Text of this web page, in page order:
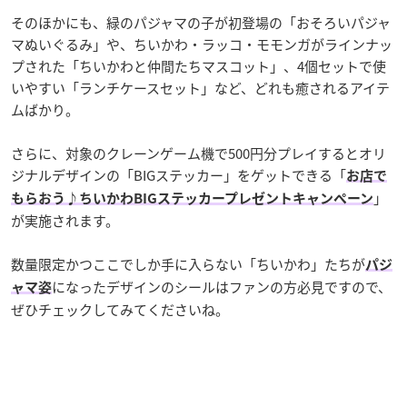
そのほかにも、緑のパジャマの子が初登場の「おそろいパジャ
マぬいぐるみ」や、ちいかわ・ラッコ・モモンガがラインナッ
プされた「ちいかわと仲間たちマスコット」、4個セットで使
いやすい「ランチケースセット」など、どれも癒されるアイテ
ムばかり。
さらに、対象のクレーンゲーム機で500円分プレイするとオリ
ジナルデザインの「BIGステッカー」をゲットできる「お店で
もらおう♪ちいかわBIGステッカープレゼントキャンペーン 」
が実施されます。
数量限定かつここでしか手に入らない「ちいかわ」たちがパジ
ャマ姿になったデザインのシールはファンの方必見ですので、
ぜひチェックしてみてくださいね。